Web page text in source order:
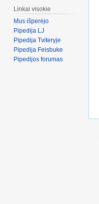
Linkai visokie
Mus išperėjo
Pipedija LJ
Pipedija Tviteryje
Pipedija Feisbuke
Pipedijos forumas